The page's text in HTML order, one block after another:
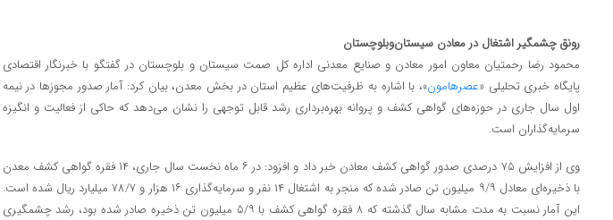
رونق چشمگیر اشتغال در معادن سیستان‌وبلوچستان
محمود رضا رحمتیان معاون امور معادن و صنایع معدنی اداره کل صمت سیستان و بلوچستان در گفتگو با خبرنگار اقتصادی
پایگاه خبری تحلیلی «عصرهامون»، با اشاره به ظرفیت‌های عظیم استان در بخش معدن، بیان کرد: آمار صدور مجوزها در نیمه
اول سال جاری در حوزه‌های گواهی کشف و پروانه بهره‌برداری رشد قابل توجهی را نشان می‌دهد که حاکی از فعالیت و انگیزه
سرمایه‌گذاران است.
وی از افزایش ۷۵ درصدی صدور گواهی کشف معادن خبر داد و افزود: در ۶ ماه نخست سال جاری، ۱۴ فقره گواهی کشف معدن
با ذخیره‌ای معادل ۹/۹ میلیون تن صادر شده که منجر به اشتغال ۱۴ نفر و سرمایه‌گذاری ۱۶ هزار و ۷۸/۷ میلیارد ریال شده است.
این آمار نسبت به مدت مشابه سال گذشته که ۸ فقره گواهی کشف با ۵/۹ میلیون تن ذخیره صادر شده بود، رشد چشمگیری